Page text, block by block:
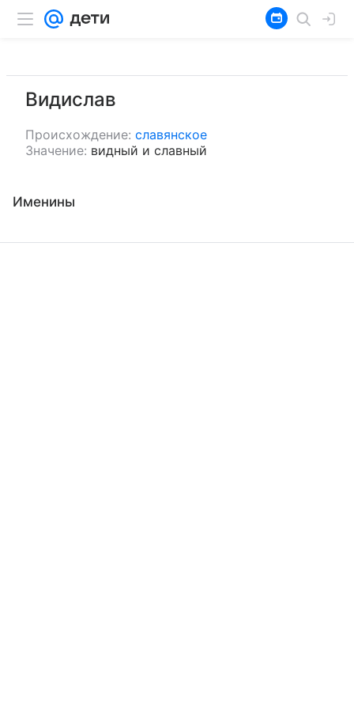
Видислав
Происхождение: славянское
Значение: видный и славный
Именины